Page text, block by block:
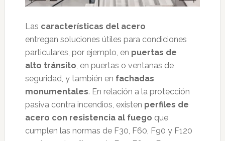
Las características del acero
entregan soluciones útiles para condiciones
particulares, por ejemplo, en puertas de
alto tránsito , en puertas o ventanas de
seguridad, y también en fachadas
monumentales. En relación a la protección
pasiva contra incendios, existen perfiles de
acero con resistencia al fuego que
cumplen las normas de F30, F60, F90 y F120